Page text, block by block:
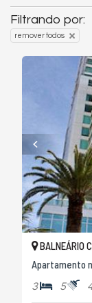
Filtrando por:
remover todos
BALNEÁRIO
Apartamento
3 5